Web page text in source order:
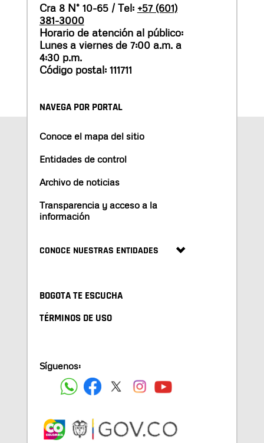
Cra 8 N° 10-65 / Tel: +57 (601)
381-3000
Horario de atención al público:
Lunes a viernes de 7:00 a.m. a
4:30 p.m.
Código postal: 111711
NAVEGA POR PORTAL
Conoce el mapa del sitio
Entidades de control
Archivo de noticias
Transparencia y acceso a la
información
CONOCE NUESTRAS ENTIDADES
BOGOTA TE ESCUCHA
TÉRMINOS DE USO
Síguenos: